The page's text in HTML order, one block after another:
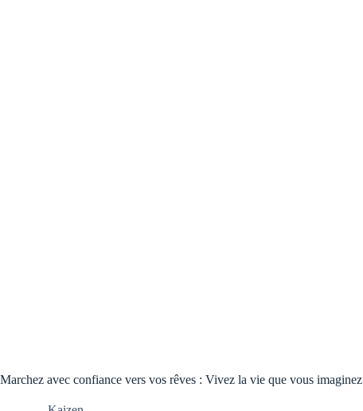
Marchez avec confiance vers vos rêves : Vivez la vie que vous imaginez